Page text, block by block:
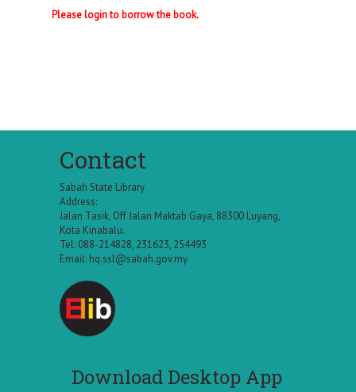
Please login to borrow the book.
Contact
Sabah State Library
Address:
Jalan Tasik, Off Jalan Maktab Gaya, 88300 Luyang,
Kota Kinabalu.
Tel: 088-214828, 231623, 254493
Email: hq.ssl@sabah.gov.my
Download Desktop App